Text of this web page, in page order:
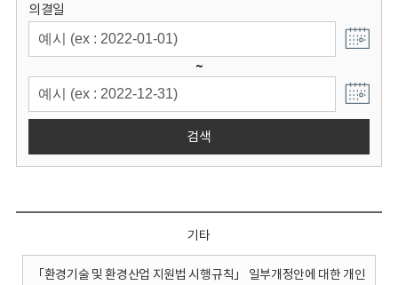
의결일
~
검색
기타
「환경기술 및 환경산업 지원법 시행규칙」 일부개정안에 대한 개인